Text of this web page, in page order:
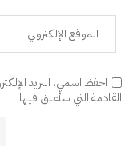
احفظ اسمي، البريد
القادمة التي سأعلق فيها.